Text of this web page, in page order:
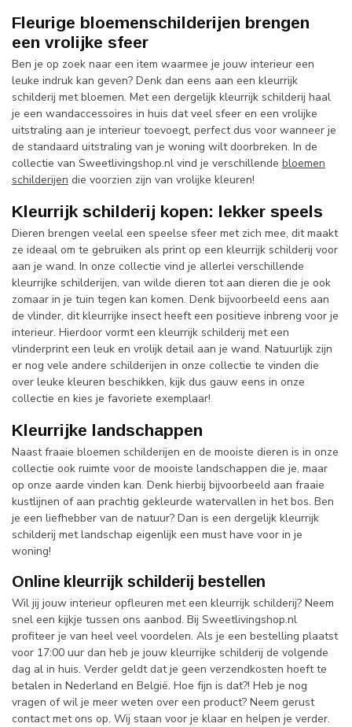
Fleurige bloemenschilderijen brengen
een vrolijke sfeer
Ben je op zoek naar een item waarmee je jouw interieur een
leuke indruk kan geven? Denk dan eens aan een kleurrijk
schilderij met bloemen. Met een dergelijk kleurrijk schilderij haal
je een wandaccessoires in huis dat veel sfeer en een vrolijke
uitstraling aan je interieur toevoegt, perfect dus voor wanneer je
de standaard uitstraling van je woning wilt doorbreken. In de
collectie van Sweetlivingshop.nl vind je verschillende bloemen
schilderijen die voorzien zijn van vrolijke kleuren!
Kleurrijk schilderij kopen: lekker speels
Dieren brengen veelal een speelse sfeer met zich mee, dit maakt
ze ideaal om te gebruiken als print op een kleurrijk schilderij voor
aan je wand. In onze collectie vind je allerlei verschillende
kleurrijke schilderijen, van wilde dieren tot aan dieren die je ook
zomaar in je tuin tegen kan komen. Denk bijvoorbeeld eens aan
de vlinder, dit kleurrijke insect heeft een positieve inbreng voor je
interieur. Hierdoor vormt een kleurrijk schilderij met een
vlinderprint een leuk en vrolijk detail aan je wand. Natuurlijk zijn
er nog vele andere schilderijen in onze collectie te vinden die
over leuke kleuren beschikken, kijk dus gauw eens in onze
collectie en kies je favoriete exemplaar!
Kleurrijke landschappen
Naast fraaie bloemen schilderijen en de mooiste dieren is in onze
collectie ook ruimte voor de mooiste landschappen die je, maar
op onze aarde vinden kan. Denk hierbij bijvoorbeeld aan fraaie
kustlijnen of aan prachtig gekleurde watervallen in het bos. Ben
je een liefhebber van de natuur? Dan is een dergelijk kleurrijk
schilderij met landschap eigenlijk een must have voor in je
woning!
Online kleurrijk schilderij bestellen
Wil jij jouw interieur opfleuren met een kleurrijk schilderij? Neem
snel een kijkje tussen ons aanbod. Bij Sweetlivingshop.nl
profiteer je van heel veel voordelen. Als je een bestelling plaatst
voor 17:00 uur dan heb je jouw kleurrijke schilderij de volgende
dag al in huis. Verder geldt dat je geen verzendkosten hoeft te
betalen in Nederland en België. Hoe fijn is dat?! Heb je nog
vragen of wil je meer weten over een product? Neem gerust
contact met ons op. Wij staan voor je klaar en helpen je verder.